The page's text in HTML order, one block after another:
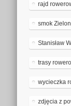
rajd
smok
Stanisław
trasy
wycieczka
zdjęcia z